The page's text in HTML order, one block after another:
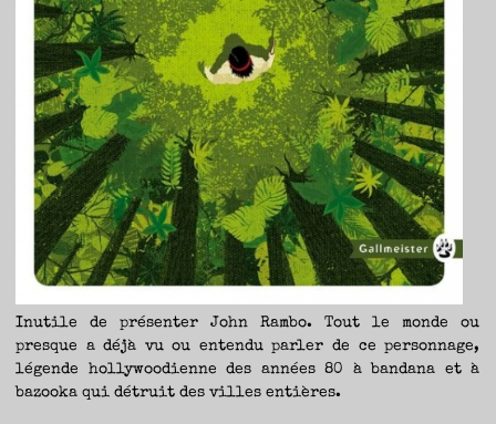
L’EAU
OU
SE
REMETTRE
EN
SELLE
ET
VOIR
CE
QUI
ADVIENT.
AIRE(S)
LIBRE(S),
COMMENCE
ICI.
Inutile de présenter John Rambo. Tout le monde ou
presque a déjà vu ou entendu parler de ce personnage,
légende hollywoodienne des années 80 à bandana et à
bazooka qui détruit des villes entières.